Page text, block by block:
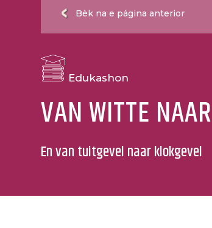
Bèk na e página anterior
Edukashon
VAN WITTE
En van tuitgevel naar klokgevel